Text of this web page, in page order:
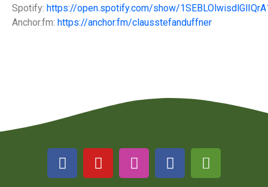
Spotify: https://open.spotify.com/show/
Anchor.fm: https://anchor.fm/clausstefanduffner